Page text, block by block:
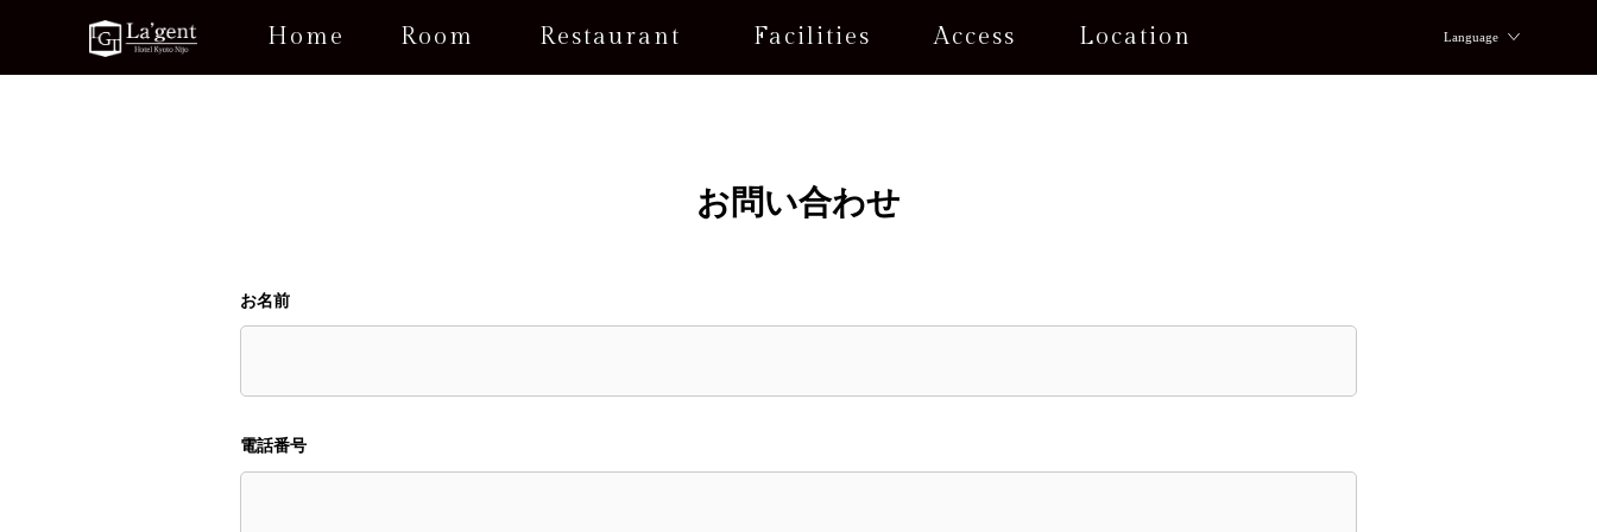
Home Room Restaurant Facilities Access Location Language
お問い合わせ
お名前
電話番号